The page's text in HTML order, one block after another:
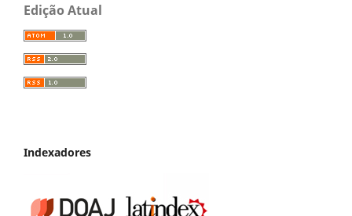
Edição Atual
Indexadores